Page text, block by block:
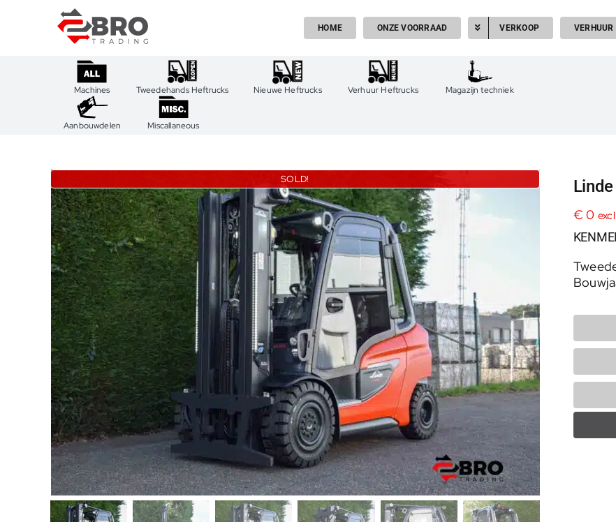
HOME ONZE VOORRAAD VERKOOP VERHUUR
Machines Tweedehands Heftrucks Nieuwe Heftrucks Verhuur Heftrucks Magazijn techniek
Aanbouwdelen Miscallaneous
SOLD!
€ 0